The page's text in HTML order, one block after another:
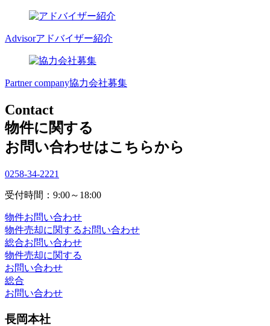
Advisorアドバイザー紹介
Partner company協力会社募集
Contact
物件に関する
お問い合わせはこちらから
0258-34-2221
受付時間：9:00～18:00
物件お問い合わせ
物件売却に関するお問い合わせ
総合お問い合わせ
物件売却に関する
お問い合わせ
総合
お問い合わせ
長岡本社